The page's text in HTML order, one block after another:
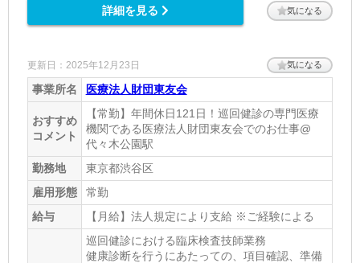
詳細を見る 気になる
更新日：2025年12月23日 気になる
事業所名 医療法人財団東友会
おすすめ
コメント
【常勤】年間休日121日！巡回健診の専門医療
機関である医療法人財団東友会でのお仕事@
代々木公園駅
勤務地
東京都渋谷区
雇用形態
常勤
給与
【月給】法人規定により支給 ※ご経験による
巡回健診における臨床検査技師業務
健康診断を行うにあたっての、項目確認、準備